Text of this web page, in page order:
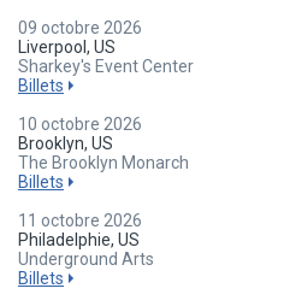
09 octobre 2026
Liverpool, US
Sharkey's Event Center
Billets
10 octobre 2026
Brooklyn, US
The Brooklyn Monarch
Billets
11 octobre 2026
Philadelphie, US
Underground Arts
Billets